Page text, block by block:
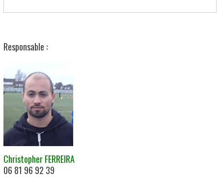
Responsable :
Christopher FERREIRA
06 81 96 92 39